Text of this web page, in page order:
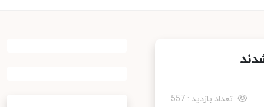
تعداد بازدید : 557